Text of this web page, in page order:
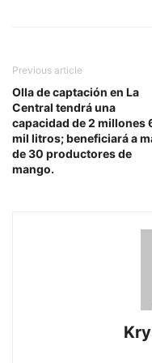
Previous article
Olla de captación en La
Central tendrá una
capacidad de 2 millones
mil litros; beneficiará a
de 30 productores de
mango.